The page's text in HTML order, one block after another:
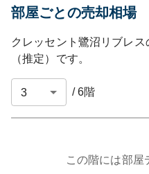
部屋ごとの売却相場
クレッセント鷺沼リブレス
（推定）です。
/6階
この階には部屋